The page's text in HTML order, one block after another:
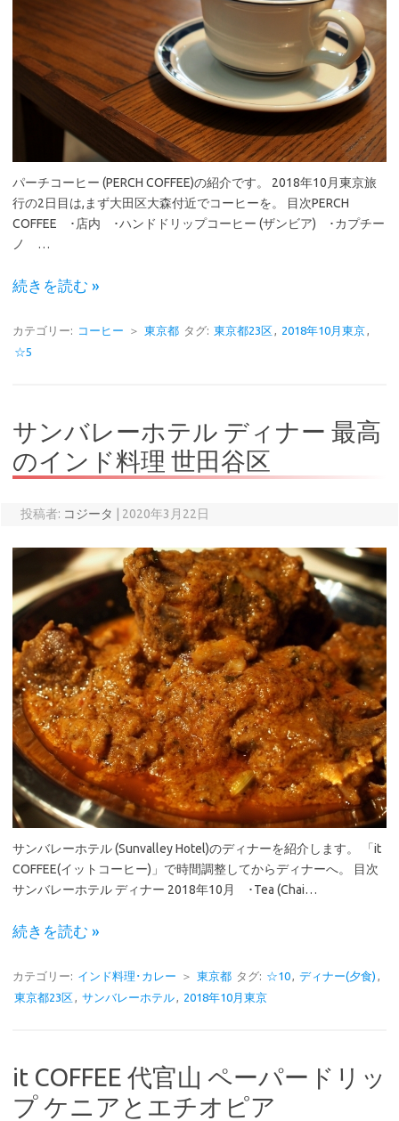
パーチコーヒー (PERCH COFFEE)の紹介です。 2018年10月東京旅
行の2日目は,まず大田区大森付近でコーヒーを。 目次PERCH
COFFEE ･店内 ･ハンドドリップコーヒー (ザンビア) ･カプチー
ノ …
続きを読む »
カテゴリー: コーヒー ＞ 東京都 タグ: 東京都23区, 2018年10月東京,
☆5
サンバレーホテル ディナー 最高
のインド料理 世田谷区
投稿者: コジータ 2020年3月22日
サンバレーホテル (Sunvalley Hotel)のディナーを紹介します。 「it
COFFEE(イットコーヒー)」で時間調整してからディナーへ。 目次
サンバレーホテル ディナー 2018年10月 ･Tea (Chai…
続きを読む »
カテゴリー: インド料理･カレー ＞ 東京都 タグ: ☆10, ディナー(夕食) ,
東京都23区, サンバレーホテル, 2018年10月東京
it COFFEE 代官山 ペーパードリッ
プ ケニアとエチオピア